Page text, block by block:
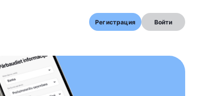
Регистрация Войти